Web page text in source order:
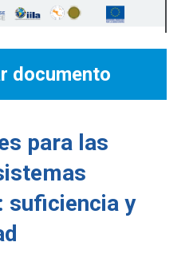
documento
para las
suficiencia y